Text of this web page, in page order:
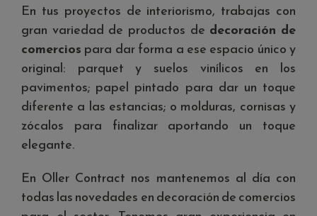
En tus proyectos de interiorismo, trabajas con
gran variedad de productos de decoración de
comercios para dar forma a ese espacio único y
original: parquet y suelos vinílicos en los
pavimentos; papel pintado para dar un toque
diferente a las estancias; o molduras, cornisas y
zócalos para finalizar aportando un toque
elegante.
En Oller Contract nos mantenemos al día con
todas las novedades en decoración de comercios